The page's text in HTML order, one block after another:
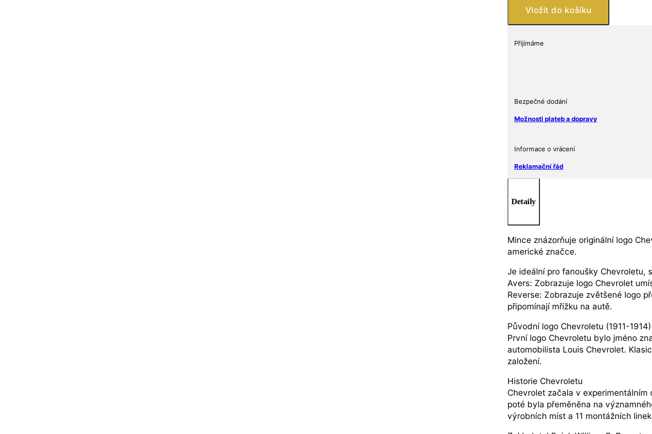
množství
Vložit do košíku
Přijímáme
Bezpečné dodání
Možnosti plateb a dopravy
Informace o vrácení
Reklamační řád
Detaily
Mince znázorňuje originální logo
americké značce.
Je ideální pro fanoušky Chevroletu,
Avers: Zobrazuje logo Chevrolet
Reverse: Zobrazuje zvětšené logo
připomínají mřížku na autě.
Původní logo Chevroletu (1911-1914)
První logo Chevroletu bylo jméno
automobilista Louis Chevrolet.
založení.
Historie Chevroletu
Chevrolet začala v
poté byla přeměněna na
výrobních míst a 11 montážních